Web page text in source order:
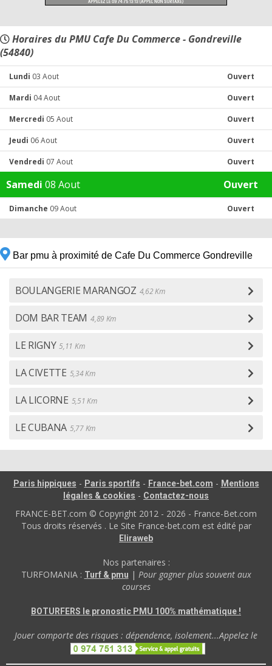
Horaires du PMU Cafe Du Commerce - Gondreville
(54840)
Lundi 03 Aout Ouvert
Mardi 04 Aout Ouvert
Mercredi 05 Aout Ouvert
Jeudi 06 Aout Ouvert
Vendredi 07 Aout Ouvert
Samedi 08 Aout Ouvert
Dimanche 09 Aout Ouvert
Bar pmu à proximité de Cafe Du Commerce Gondreville
BOULANGERIE MARANGOZ 4,62 Km
DOM BAR TEAM 4,89 Km
LE RIGNY 5,11 Km
LA CIVETTE 5,34 Km
LA LICORNE 5,51 Km
LE CUBANA 5,77 Km
Paris hippiques - Paris sportifs - France-bet.com - Mentions
légales & cookies - Contactez-nous
FRANCE-BET.com © Copyright 2012 - 2026 - France-Bet.com
Tous droits réservés . Le Site France-bet.com est édité par
Eliraweb
Nos partenaires :
TURFOMANIA : Turf & pmu | Pour gagner plus souvent aux
courses
BOTURFERS le pronostic PMU 100% mathématique !
Jouer comporte des risques : dépendence, isolement...Appelez le